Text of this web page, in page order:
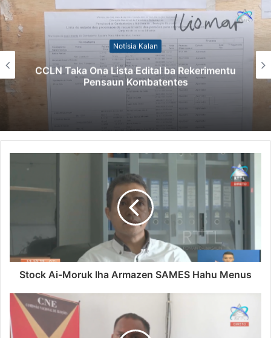
Notísia Kalan
Kazu Transferénsia Osan Millaun 42 Husi
Singapura, Advogadu Sei Halo Rekursu
Stock Ai-Moruk Iha Armazen SAMES Hahu Menus